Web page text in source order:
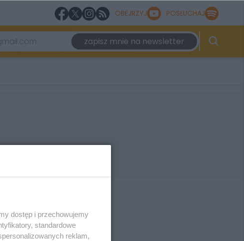
OBEJRZYJ POSŁUCHAJ
zapisz mnie na newsletter
dostęp i przechowujemy
standardowe
reklam,